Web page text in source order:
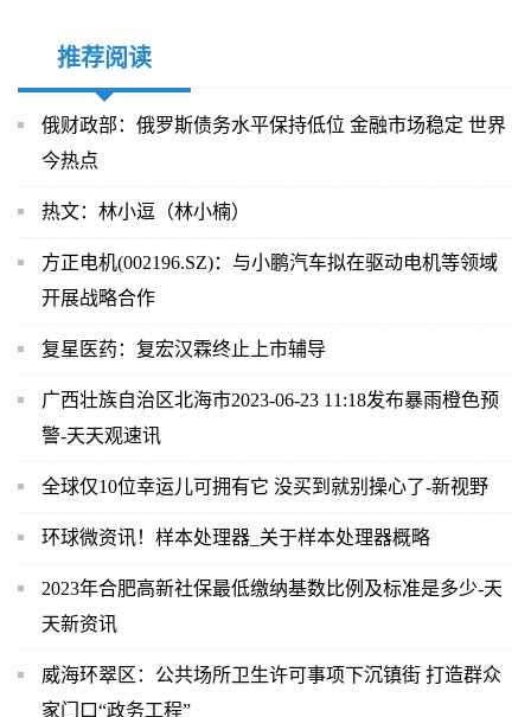
推荐阅读
俄财政部：俄罗斯债务水平保持低位 金融市场稳定 世界
今热点
热文：林小逗（林小楠）
方正电机(002196.SZ)：与小鹏汽车拟在驱动电机等领域
开展战略合作
复星医药：复宏汉霖终止上市辅导
广西壮族自治区北海市2023-06-23 11:18发布暴雨橙色预
警-天天观速讯
全球仅10位幸运儿可拥有它 没买到就别操心了-新视野
环球微资讯！样本处理器_关于样本处理器概略
2023年合肥高新社保最低缴纳基数比例及标准是多少-天
天新资讯
威海环翠区：公共场所卫生许可事项下沉镇街 打造群众
家门口“政务工程”